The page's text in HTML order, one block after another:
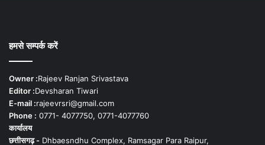
हमसे सम्पर्क करें
Owner :Rajeev Ranjan Srivastava
Editor :Devsharan Tiwari
E-mail :rajeevrsri@gmail.com
Phone : 0771- 4077750, 0771-4077760
कार्यालय
छत्तीसगढ़ - Dhbaesndhu Complex, Ramsagar Para Raipur,